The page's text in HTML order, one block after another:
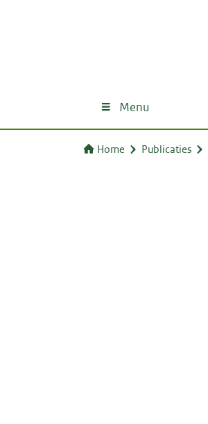
Menu
Home Publicaties